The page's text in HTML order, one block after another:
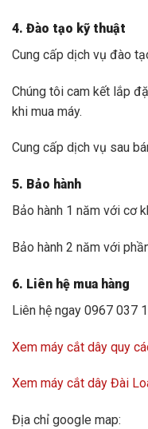
4. Đào tạo kỹ thuật
Cung cấp dịch vụ đào
Chúng tôi cam kết lắp
khi mua máy.
Cung cấp dịch vụ sau
5. Bảo hành
Bảo hành 1 năm với cơ
Bảo hành 2 năm với
6. Liên hệ mua hàng
Liên hệ ngay 0967 037
Xem máy cắt dây quy
Xem máy cắt dây Đài
Địa chỉ google map: